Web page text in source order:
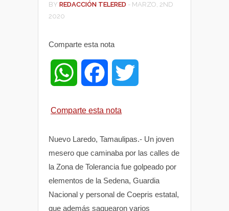
BY REDACCIÓN TELERED - MARZO, 2ND
2020
Comparte esta nota
W
t
s
A
e
b
o
t
t
e
Comparte esta nota
Nuevo Laredo, Tamaulipas.- Un joven
mesero que caminaba por las calles de
la Zona de Tolerancia fue golpeado por
elementos de la Sedena, Guardia
Nacional y personal de Coepris estatal,
que además saquearon varios